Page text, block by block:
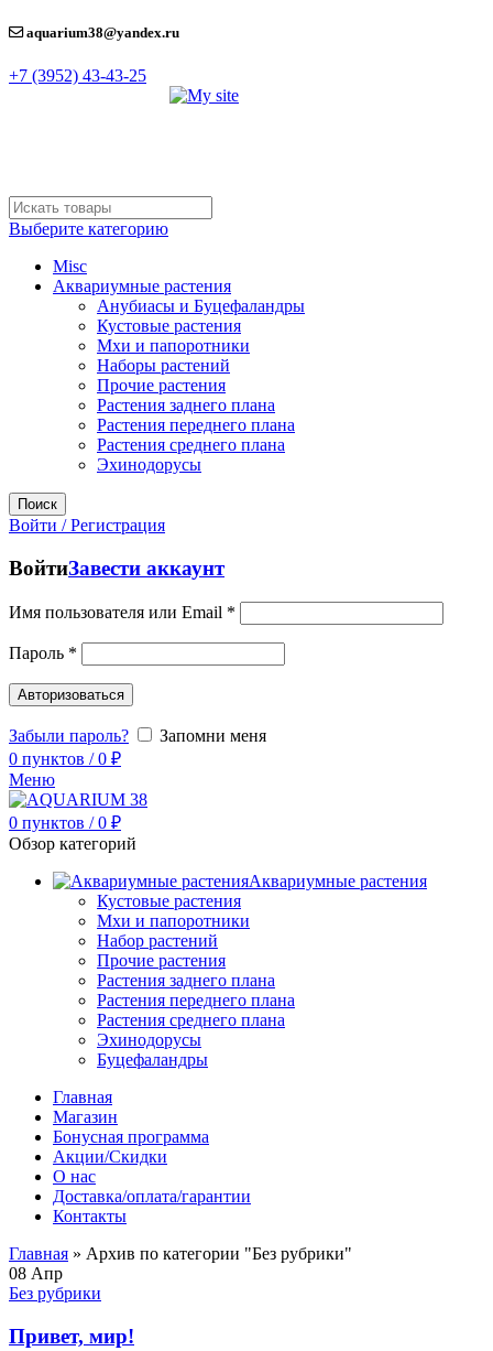
aquarium38@yandex.ru
+7 (3952) 43-43-25
Выберите категорию
Misc
Аквариумные растения
Анубиасы и Буцефаландры
Кустовые растения
Мхи и папоротники
Наборы растений
Прочие растения
Растения заднего плана
Растения переднего плана
Растения среднего плана
Эхинодорусы
Поиск
Войти / Регистрация
ВойтиЗавести аккаунт
Имя пользователя или Email *
Пароль *
Авторизоваться
Забыли пароль?
Запомни меня
0 пунктов / 0 ₽
Меню
0 пунктов / 0 ₽
Обзор категорий
Аквариумные растения
Кустовые растения
Мхи и папоротники
Набор растений
Прочие растения
Растения заднего плана
Растения переднего плана
Растения среднего плана
Эхинодорусы
Буцефаландры
Главная
Магазин
Бонусная программа
Акции/Скидки
О нас
Доставка/оплата/гарантии
Контакты
Главная » Архив по категории "Без рубрики"
08 Апр
Без рубрики
Привет, мир!